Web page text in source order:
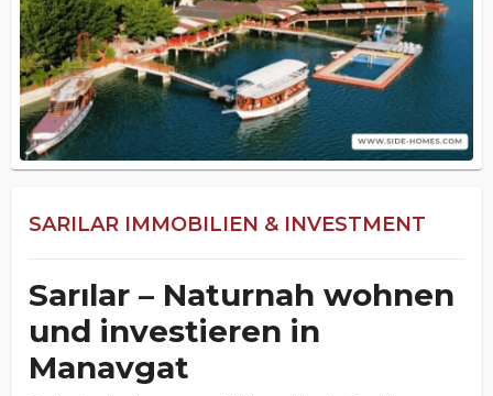
SARILAR IMMOBILIEN & INVESTMENT
Sarılar – Naturnah wohnen
und investieren in
Manavgat